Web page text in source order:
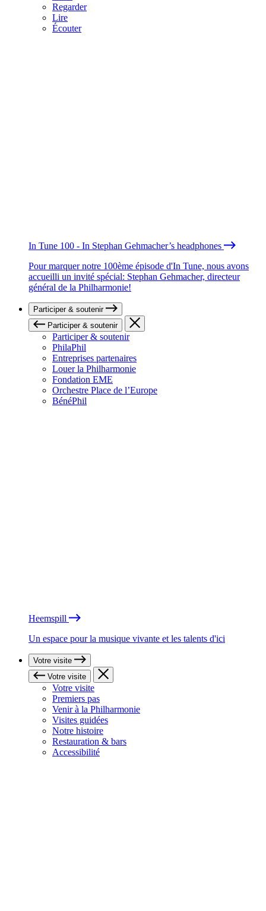
Regarder
Lire
Écouter
In Tune 100 - In Stephan Gehmacher’s headphones
Pour marquer notre 100ème épisode d'In Tune, nous avons
accueilli un invité spécial: Stephan Gehmacher, directeur
général de la Philharmonie!
Participer & soutenir
Participer & soutenir
Participer & soutenir
PhilaPhil
Entreprises partenaires
Louer la Philharmonie
Fondation EME
Orchestre Place de l’Europe
BénéPhil
Heemspill
Un espace pour la musique vivante et les talents d'ici
Votre visite
Votre visite
Votre visite
Premiers pas
Venir à la Philharmonie
Visites guidées
Notre histoire
Restauration & bars
Accessibilité